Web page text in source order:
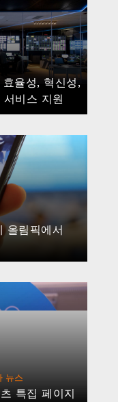
율성, 혁신성,
비스 지원
올림픽에서
뉴스
특집 페이지